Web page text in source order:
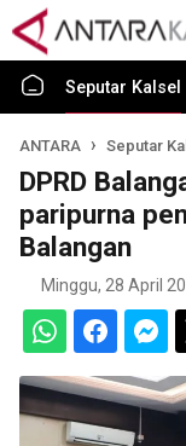
Seputar Kalsel
ANTARA Seputar
DPRD
paripurna
Balangan
Minggu, 28 April